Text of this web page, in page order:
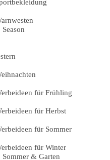
Season
für Frühling
für Herbst
für Sommer
für Winter
Sommer & Garten